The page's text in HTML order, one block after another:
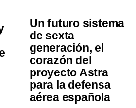
Un futuro sistema
de sexta
generación, el
corazón del
proyecto Astra
para la defensa
aérea española